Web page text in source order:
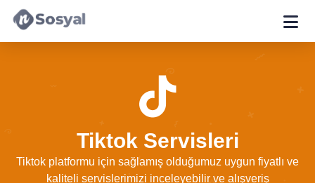
Tiktok Servisleri
Tiktok platformu için sağlamış olduğumuz uygun fiyatlı ve
kaliteli servislerimizi inceleyebilir ve alışveriş